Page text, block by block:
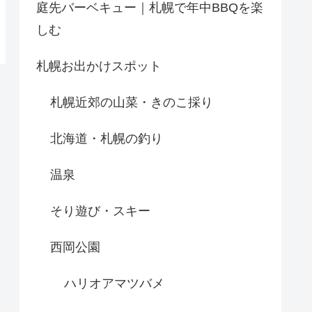
庭先バーベキュー｜札幌で年中BBQを楽
しむ
札幌お出かけスポット
札幌近郊の山菜・きのこ採り
北海道・札幌の釣り
温泉
そり遊び・スキー
西岡公園
ハリオアマツバメ